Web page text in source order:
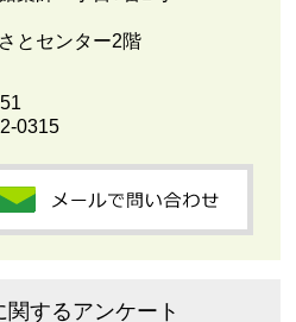
とセンター2階
0315
関するアンケート